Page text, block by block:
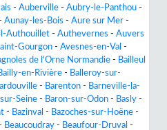
- Auberville - Aubry-le-Panthou -
Aunay-les-Bois - Aure sur Mer -
Authouillet - Authevernes - Auvers
Gourgon - Avesnes-en-Val -
de l'Orne Normandie - Bailleul
en-Rivière - Balleroy-sur-
- Barenton - Barneville-la-
Seine - Baron-sur-Odon - Basly -
- Bazinval - Bazoches-sur-Hoëne -
Beaucoudray - Beaufour-Druval -